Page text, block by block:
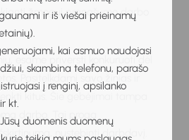
ir iš viešai prieinamų
kai asmuo naudojasi
skambina telefonu, parašo
į renginį, apsilanko
kt.
duomenis duomenų
žmogui pranašumo darbo
esame priversti konkuruoti dėl
Pasitelkdami savo žinias ir
kitus. Šie gebėjimai tampa
darbo. Tai proga
nustebinti darbdavį.